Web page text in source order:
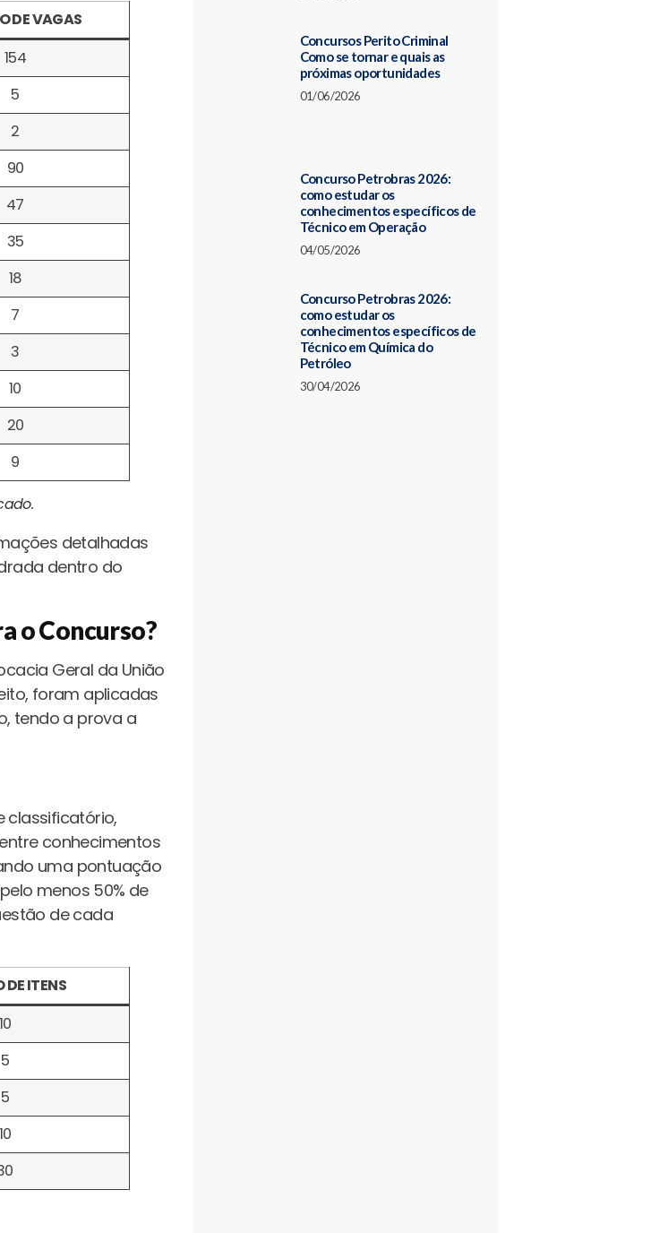
DE VAGAS
154
5
2
90
47
35
18
7
3
10
20
9
detalhadas
dentro do
o Concurso?
Geral da União
foram aplicadas
tendo a prova a
classificatório,
conhecimentos
uma pontuação
menos 50% de
de cada
DE ITENS
10
5
5
10
Concursos Perito Criminal
Como se tornar e quais as
próximas oportunidades
01/06/2026
Concurso Petrobras 2026:
como estudar os
conhecimentos específicos de
Técnico em Operação
04/05/2026
Concurso Petrobras 2026:
como estudar os
conhecimentos específicos de
Técnico em Química do
Petróleo
30/04/2026